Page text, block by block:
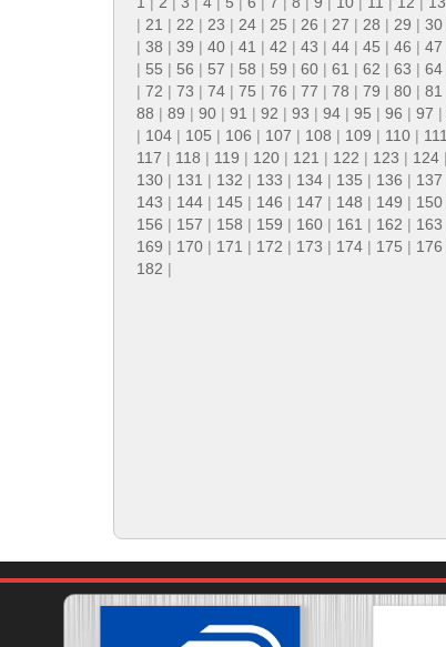
| 21 | 22 | 23 | 24 | 25 | 26 | 27 | 28 | 29 | 30
| 38 | 39 | 40 | 41 | 42 | 43 | 44 | 45 | 46 | 47
| 55 | 56 | 57 | 58 | 59 | 60 | 61 | 62 | 63 | 64
| 72 | 73 | 74 | 75 | 76 | 77 | 78 | 79 | 80 | 81
88 | 89 | 90 | 91 | 92 | 93 | 94 | 95 | 96 | 97 |
| 104 | 105 | 106 | 107 | 108 | 109 | 110 | 111
117 | 118 | 119 | 120 | 121 | 122 | 123 | 124 |
130 | 131 | 132 | 133 | 134 | 135 | 136 | 137
143 | 144 | 145 | 146 | 147 | 148 | 149 | 150
156 | 157 | 158 | 159 | 160 | 161 | 162 | 163
169 | 170 | 171 | 172 | 173 | 174 | 175 | 176
182 |